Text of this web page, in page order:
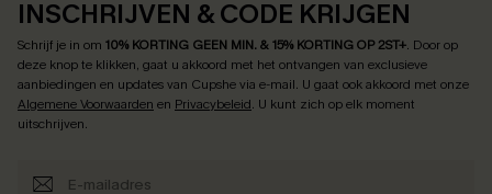
INSCHRIJVEN & CODE KRIJGEN
Schrijf je in om 10% KORTING GEEN MIN. & 15% KORTING OP 2ST+. Door op
deze knop te klikken, gaat u akkoord met het ontvangen van exclusieve
aanbiedingen en updates van Cupshe via e-mail. U gaat ook akkoord met onze
Algemene Voorwaarden en Privacybeleid. U kunt zich op elk moment
uitschrijven.